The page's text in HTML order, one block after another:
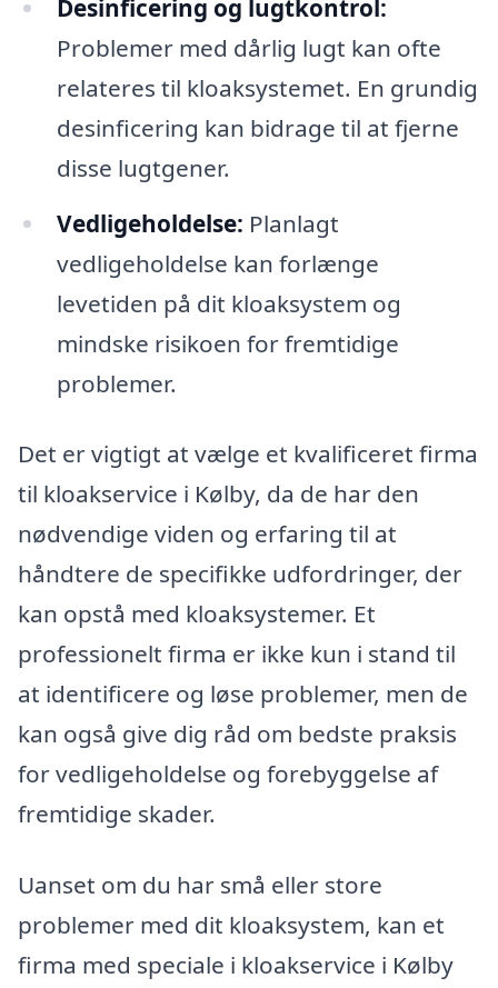
Desinficering og lugtkontrol:
Problemer med dårlig lugt kan ofte
relateres til kloaksystemet. En grundig
desinficering kan bidrage til at fjerne
disse lugtgener.
Vedligeholdelse: Planlagt
vedligeholdelse kan forlænge
levetiden på dit kloaksystem og
mindske risikoen for fremtidige
problemer.
Det er vigtigt at vælge et kvalificeret firma
til kloakservice i Kølby, da de har den
nødvendige viden og erfaring til at
håndtere de specifikke udfordringer, der
kan opstå med kloaksystemer. Et
professionelt firma er ikke kun i stand til
at identificere og løse problemer, men de
kan også give dig råd om bedste praksis
for vedligeholdelse og forebyggelse af
fremtidige skader.
Uanset om du har små eller store
problemer med dit kloaksystem, kan et
firma med speciale i kloakservice i Kølby